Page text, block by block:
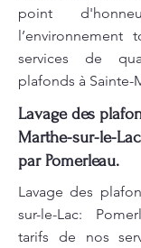
point
services de
plafonds à Sainte-
Lavage des
Marthe-sur-le-
par Pomerleau.
Lavage des
sur-le-Lac:
tarifs de nos